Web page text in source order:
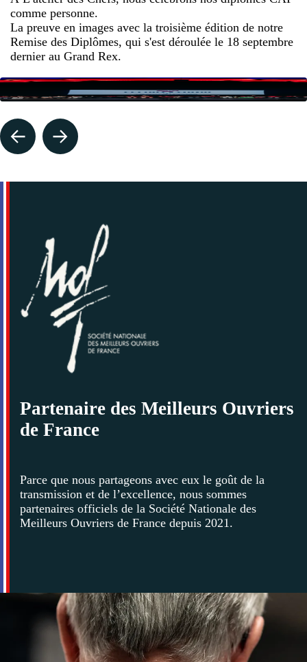
comme personne.
La preuve en images avec la troisième édition de notre
Remise des Diplômes, qui s'est déroulée le 18 septembre
dernier au Grand Rex.
Partenaire des Meilleurs Ouvriers
de France
Parce que nous partageons avec eux le goût de la
transmission et de l’excellence, nous sommes
partenaires officiels de la Société Nationale des
Meilleurs Ouvriers de France depuis 2021.